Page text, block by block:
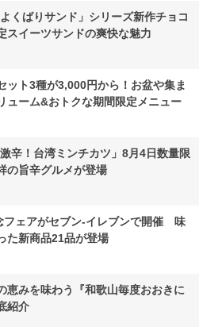
くばりサンド」シリーズ新作チョコ
スイーツサンドの爽快な魅力
ット3種が3,000円から！お盆や集ま
ューム&おトクな期間限定メニュー
辛！台湾ミンチカツ」8月4日数量限
の旨辛グルメが登場
フェアがセブン-イレブンで開催 味
た新商品21品が登場
恵みを味わう『和歌山毎度おおきに
紹介